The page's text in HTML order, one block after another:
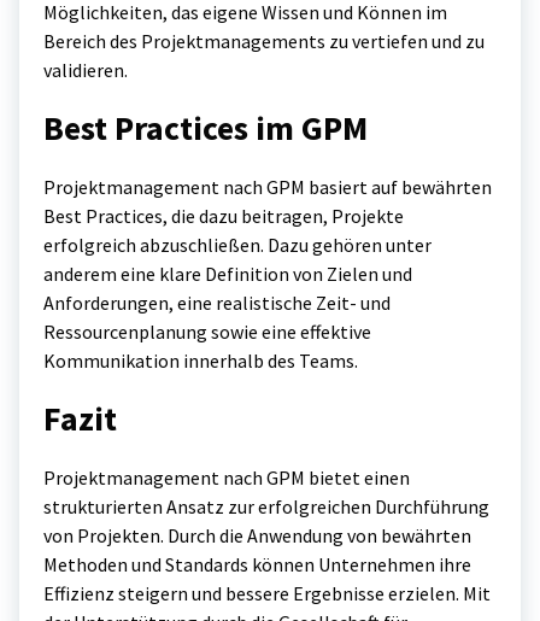
Möglichkeiten, das eigene Wissen und Können im
Bereich des Projektmanagements zu vertiefen und zu
validieren.
Best Practices im GPM
Projektmanagement nach GPM basiert auf bewährten
Best Practices, die dazu beitragen, Projekte
erfolgreich abzuschließen. Dazu gehören unter
anderem eine klare Definition von Zielen und
Anforderungen, eine realistische Zeit- und
Ressourcenplanung sowie eine effektive
Kommunikation innerhalb des Teams.
Fazit
Projektmanagement nach GPM bietet einen
strukturierten Ansatz zur erfolgreichen Durchführung
von Projekten. Durch die Anwendung von bewährten
Methoden und Standards können Unternehmen ihre
Effizienz steigern und bessere Ergebnisse erzielen. Mit